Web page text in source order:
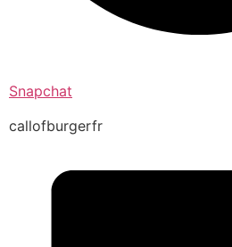
Snapchat
callofburgerfr